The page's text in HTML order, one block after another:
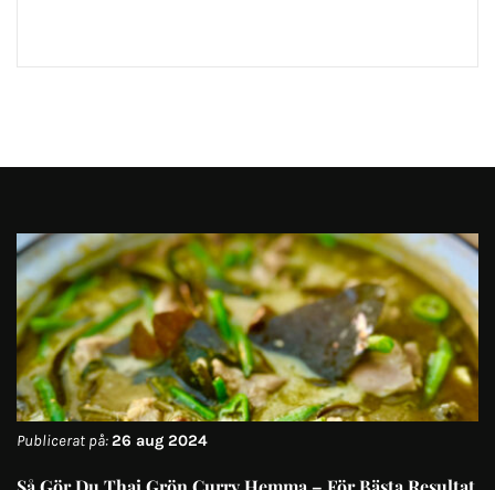
Publicerat på:26 aug 2024